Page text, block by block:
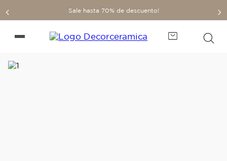
Sale hasta 70% de descuento!